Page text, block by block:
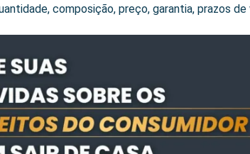
composição, preço, garantia, prazos